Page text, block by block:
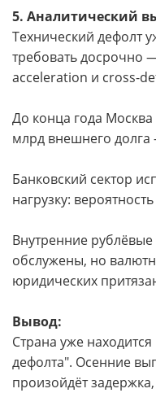
5. Аналитический
Технический дефолт
требовать досрочно
acceleration и cross-
До конца года
млрд внешнего
Банковский сектор
нагрузку:
Внутренние рублёвые
обслужены, но
юридических
Вывод:
Cтрана уже
дефолта". Осенние
произойдёт